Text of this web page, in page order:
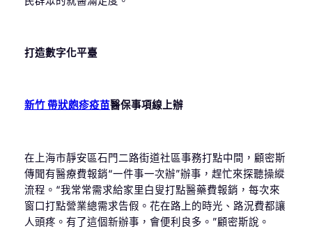
打造數字化平臺
新竹 帶狀皰疹疫苗醫保事項線上辦
在上海市靜安區石門二路街道社區事務打點中間，顧密斯
傳聞有醫療費報銷“一件事一次辦”辦事，趕忙來探聽操縱
流程。“我常常需求給家里白叟打點醫藥費報銷，每次來
窗口打點營業總需求告假。花在路上的時光、路況費都讓
人頭疼。有了這個新辦事，會便利良多。”顧密斯說。